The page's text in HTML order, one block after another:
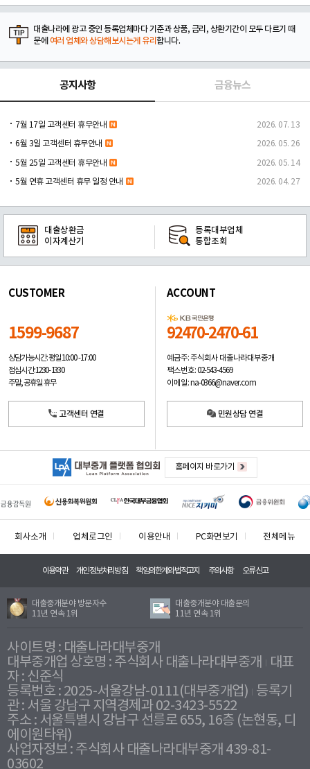
대출나라에 광고 중인 등록업체마다 기준과 상품, 금리, 상환기간이 모두 다르기 때
문에 여러 업체와 상담해보시는게 유리합니다.
공지사항 금융뉴스
7월 17일 고객센터 휴무안내 2026. 07. 13
6월 3일 고객센터 휴무안내 2026. 05. 26
5월 25일 고객센터 휴무안내 2026. 05. 14
5월 연휴 고객센터 휴무 일정 안내 2026. 04. 27
대출상환금
이자계산기
등록대부업체
통합조회
CUSTOMER
1599-9687
상담가능시간: 평일10:00 -17:00
점심시간: 12:30 - 13:30
주말, 공휴일 휴무
고객센터 연결
ACCOUNT
92470-2470-61
예금주: 주식회사 대출나라대부중개
팩스번호: 02-543-4569
이메일: na-0366@naver.com
민원상담 연결
홈페이지 바로가기
회사소개 업체로그인 이용안내 PC화면보기 전체메뉴
이용약관 개인정보처리방침 책임의한계와법적고지 주의사항 오류신고
대출중개분야 방문자수
11년 연속 1위
대출중개분야 대출문의
11년 연속 1위
사이트명 : 대출나라대부중개
대부중개업 상호명 : 주식회사 대출나라대부중개
대표
자 : 신준식
등록번호 : 2025-서울강남-0111(대부중개업) 등록기
관 : 서울 강남구 지역경제과 02-3423-5522
주소 : 서울특별시 강남구 선릉로 655, 16층 (논현동, 디
에이원타워)
사업자정보 : 주식회사 대출나라대부중개 439-81-
03602